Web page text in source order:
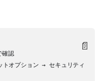
確認
トオプション → セキュリティ
📄